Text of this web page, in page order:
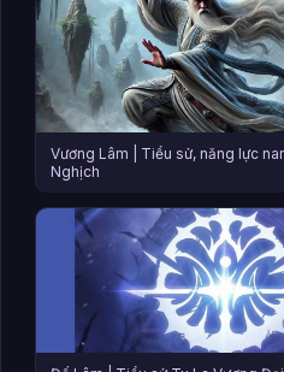
Vương Lâm | Tiểu sử, năng lực
Nghịch